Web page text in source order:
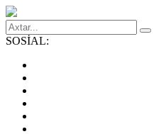
SOSİAL: